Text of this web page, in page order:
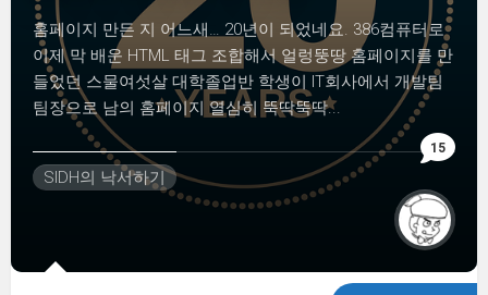
15
홈페이지 만든 지 어느새… 20년이 되었네요. 386컴퓨터로
이제 막 배운 HTML 태그 조합해서 얼렁뚱땅 홈페이지를 만
들었던 스물여섯살 대학졸업반 학생이 IT회사에서 개발팀
팀장으로 남의 홈페이지 열심히 뚝딱뚝딱...
SIDH의 낙서하기